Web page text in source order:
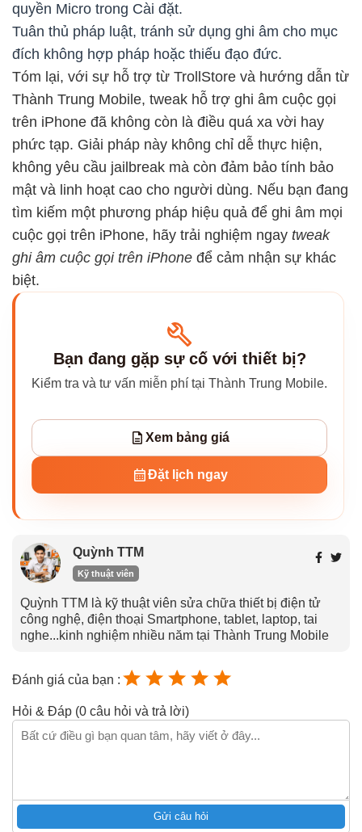
quyền Micro trong Cài đặt.
Tuân thủ pháp luật, tránh sử dụng ghi âm cho mục
đích không hợp pháp hoặc thiếu đạo đức.
Tóm lại, với sự hỗ trợ từ TrollStore và hướng dẫn từ
Thành Trung Mobile, tweak hỗ trợ ghi âm cuộc gọi
trên iPhone đã không còn là điều quá xa vời hay
phức tạp. Giải pháp này không chỉ dễ thực hiện,
không yêu cầu jailbreak mà còn đảm bảo tính bảo
mật và linh hoạt cao cho người dùng. Nếu bạn đang
tìm kiếm một phương pháp hiệu quả để ghi âm mọi
cuộc gọi trên iPhone, hãy trải nghiệm ngay tweak
ghi âm cuộc gọi trên iPhone để cảm nhận sự khác
biệt.
Bạn đang gặp sự cố với thiết bị?
Kiểm tra và tư vấn miễn phí tại Thành Trung Mobile.
Xem bảng giá
Đặt lịch ngay
Quỳnh TTM
Kỹ thuật viên
Quỳnh TTM là kỹ thuật viên sửa chữa thiết bị điện tử
công nghệ, điện thoại Smartphone, tablet, laptop, tai
nghe...kinh nghiệm nhiều năm tại Thành Trung Mobile
Đánh giá của bạn :
Hỏi & Đáp (0 câu hỏi và trả lời)
Gửi câu hỏi